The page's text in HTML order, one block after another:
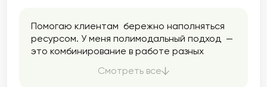
Помогаю клиентам бережно наполняться
ресурсом. У меня полимодальный подход —
это комбинирование в работе разных
только проверенные методики. Помогаю
Смотреть все